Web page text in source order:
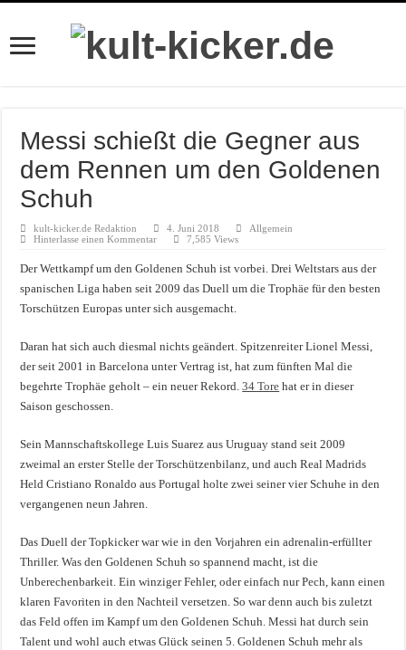
Messi schießt die Gegner aus
dem Rennen um den Goldenen
Schuh
kult-kicker.de Redaktion 4. Juni 2018
Allgemein
Hinterlasse einen Kommentar
7,585 Views
Der Wettkampf um den Goldenen Schuh ist vorbei. Drei Weltstars aus der
spanischen Liga haben seit 2009 das Duell um die Trophäe für den besten
Torschützen Europas unter sich ausgemacht.
Daran hat sich auch diesmal nichts geändert. Spitzenreiter Lionel Messi,
der seit 2001 in Barcelona unter Vertrag ist, hat zum fünften Mal die
begehrte Trophäe geholt – ein neuer Rekord.34 Tore hat er in dieser
Saison geschossen.
Sein Mannschaftskollege Luis Suarez aus Uruguay stand seit 2009
zweimal an erster Stelle der Torschützenbilanz, und auch Real Madrids
Held Cristiano Ronaldo aus Portugal holte zwei seiner vier Schuhe in den
vergangenen neun Jahren.
Das Duell der Topkicker war wie in den Vorjahren ein adrenalin-erfüllter
Thriller. Was den Goldenen Schuh so spannend macht, ist die
Unberechenbarkeit. Ein winziger Fehler, oder einfach nur Pech, kann einen
klaren Favoriten in den Nachteil versetzen. So war denn auch bis zuletzt
das Feld offen im Kampf um den Goldenen Schuh. Messi hat durch sein
Talent und wohl auch etwas Glück seinen 5. Goldenen Schuh mehr als